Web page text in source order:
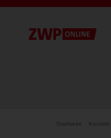
Startseite Kontakt